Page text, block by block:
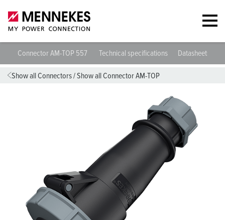
Connector AM-TOP 557 Technical specifications Datasheets &
Show all Connectors/Show all Connector AM-TOP